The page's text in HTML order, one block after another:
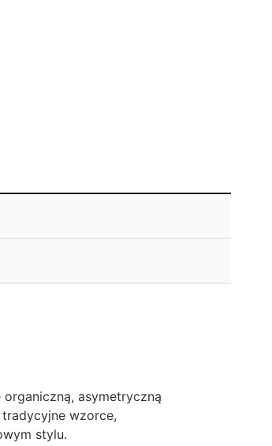
asymetryczną
wzorce,
stylu.